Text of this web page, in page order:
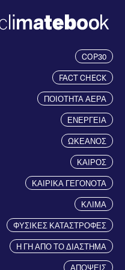
COP30
FACT CHECK
ΠΟΙΟΤΗΤΑ ΑΕΡΑ
ΕΝΕΡΓΕΙΑ
ΩΚΕΑΝΟΣ
ΚΑΙΡΟΣ
ΚΑΙΡΙΚΑ ΓΕΓΟΝΟΤΑ
ΚΛΙΜΑ
ΦΥΣΙΚΕΣ ΚΑΤΑΣΤΡΟΦΕΣ
Η ΓΗ ΑΠΟ ΤΟ ΔΙΑΣΤΗΜΑ
ΑΠΟΨΕΙΣ